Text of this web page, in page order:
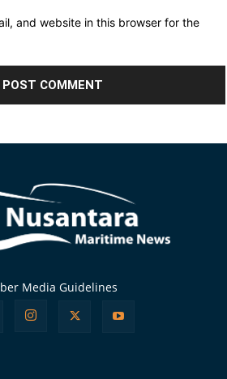
and website in this browser for the
Media Guidelines